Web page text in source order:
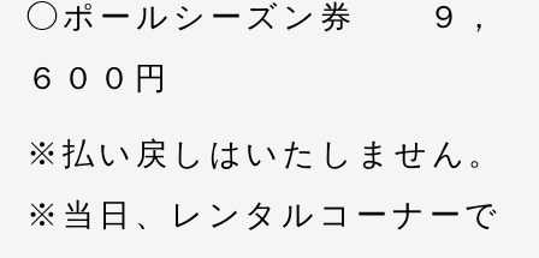
◯ポールシーズン券 ９，
６００円
※払い戻しはいたしません。
※当日、レンタルコーナーで